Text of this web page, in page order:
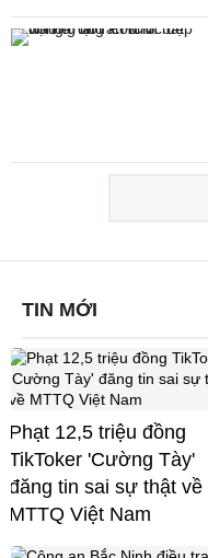
TIN MỚI
Phạt 12,5 triệu đồng
TikToker 'Cường Tày'
đăng tin sai sự thật về
MTTQ Việt Nam